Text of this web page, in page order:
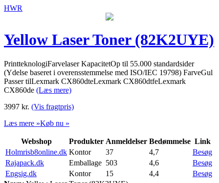
HWR
Yellow Laser Toner (82K2UYE)
PrintteknologiFarvelaser KapacitetOp til 55.000 standardsider
(Ydelse baseret i overensstemmelse med ISO/IEC 19798) FarveGul
Passer tilLexmark CX860dteLexmark CX860dtfeLexmark
CX860de (Læs mere)
3997 kr. (Vis fragtpris)
Læs mere »Køb nu »
Webshop Produkter Anmeldelser Bedømmelse Link
Holmrisb8online.dk Kontor 37 4,7
Besøg
Rajapack.dk
Emballage 503 4,6
Besøg
Engsig.dk
Kontor 15 4,4
Besøg